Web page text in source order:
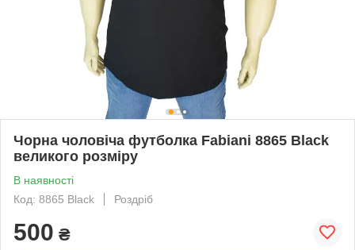
Чорна чоловіча футболка Fabianі 8865 Black
великого розміру
В наявності
Код: 8865 Black
Роздріб
500 ₴